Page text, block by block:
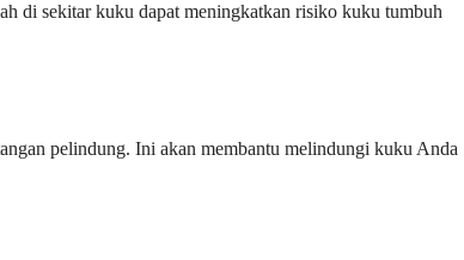
di sekitar kuku dapat meningkatkan risiko kuku tumbuh
pelindung. Ini akan membantu melindungi kuku Anda